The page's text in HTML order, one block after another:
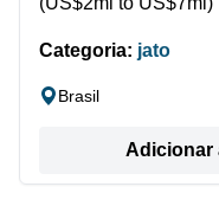
Categoria: jato
Brasil
Adicionar